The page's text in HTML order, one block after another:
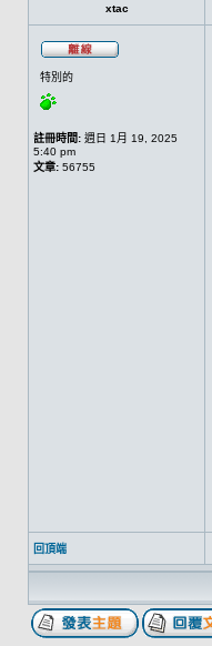
xtac
特別的
註冊時間: 週日 1月 19, 2025
5:40 pm
文章: 56755
回頂端